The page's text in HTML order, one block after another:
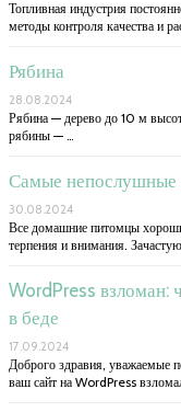
Топливная индустрия
методы контроля качества и
Рябина
28.08.2024
Рябина — дерево до 10 м
рябины — …
Самые непослушные
30.08.2024
Все домашние питомцы
терпения и внимания.
WordPress взломан:
в беде
17.09.2024
Доброго здравия, уважаемые
ваш сайт на WordPress